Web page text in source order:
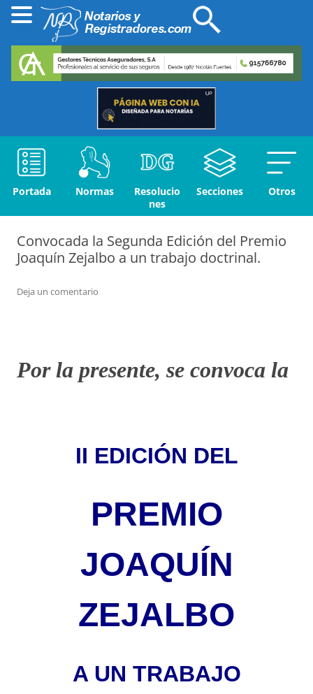
Portada Normas
Resolucio
nes
Secciones Otros
Convocada la Segunda Edición del Premio
Joaquín Zejalbo a un trabajo doctrinal.
Deja un comentario
Por la presente, se convoca la
II EDICIÓN DEL
PREMIO
JOAQUÍN
ZEJALBO
A UN TRABAJO